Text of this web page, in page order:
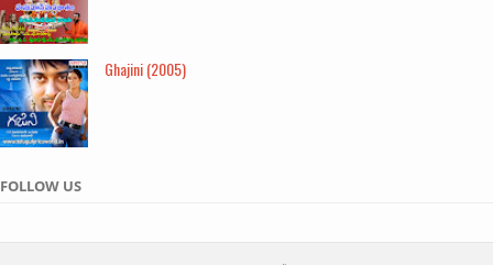
Ghajini (2005)
FOLLOW US